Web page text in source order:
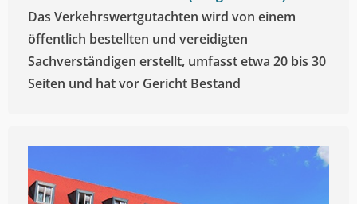
Das Verkehrswertgutachten wird von einem
öffentlich bestellten und vereidigten
Sachverständigen erstellt, umfasst etwa 20 bis 30
Seiten und hat vor Gericht Bestand